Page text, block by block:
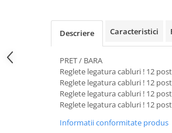
Electrocasnice de mici dimensiuni
Mufe,Accesorii TV
Multimetru Digital
Prelungitoare/Derulatoare
Starter/Droser
Descriere Caracteristici
PRET / BARA
Reglete legatura cabluri ! 12
Reglete legatura cabluri ! 12
Reglete legatura cabluri ! 12
Reglete legatura cabluri ! 12
Informatii conformitate produs